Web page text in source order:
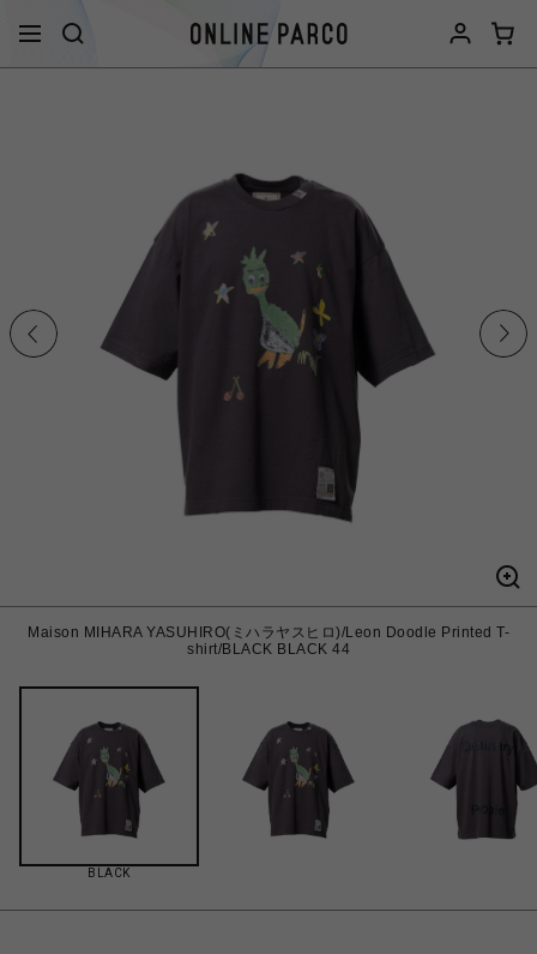
Maison MIHARA YASUHIRO(ミハラヤスヒロ)/Leon Doodle Printed T-
shirt/BLACK BLACK 44
BLACK